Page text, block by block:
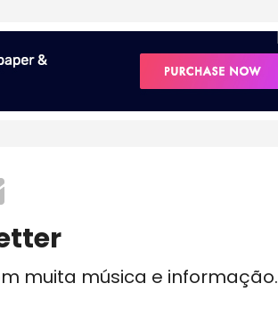
muita música e informação.